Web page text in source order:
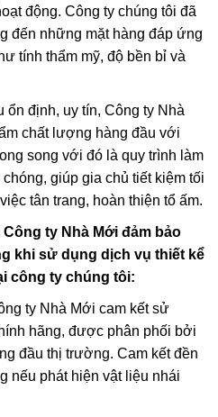
động. Công ty chúng tôi đã
đến những mặt hàng đáp ứng
tính thẩm mỹ, độ bền bỉ và
ổn định, uy tín, Công ty Nhà
chất lượng hàng đầu với
song với đó là quy trình làm
giúp gia chủ tiết kiệm tối
tân trang, hoàn thiện tổ ấm.
ty Nhà Mới đảm bảo
khi sử dụng dịch vụ thiết kể
công ty chúng tôi:
ty Nhà Mới cam kết sử
hãng, được phân phối bởi
đầu thị trường. Cam kết đền
nếu phát hiện vật liệu nhái